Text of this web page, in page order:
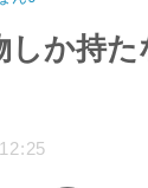
しか持